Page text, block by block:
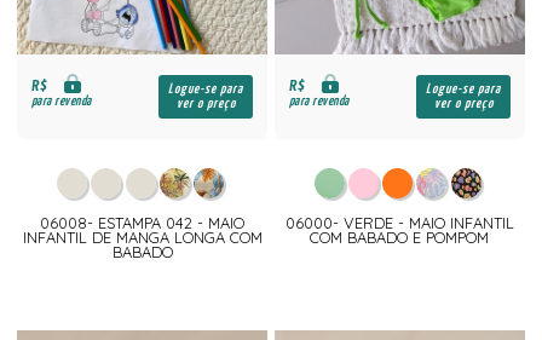
R$
para revenda
Logue-se para
ver o preço
06008- ESTAMPA 042 - MAIO
INFANTIL DE MANGA LONGA COM
BABADO
R$
para revenda
Logue-se para
ver o preço
06000- VERDE - MAIO INFANTIL
COM BABADO E POMPOM